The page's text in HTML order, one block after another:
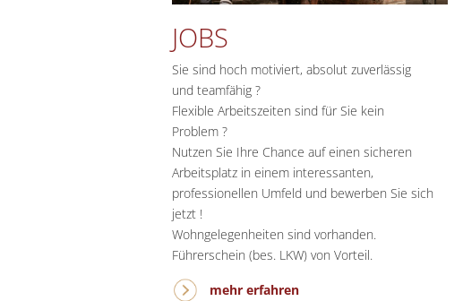
JOBS
Sie sind hoch motiviert, absolut zuverlässig
und teamfähig ?
Flexible Arbeitszeiten sind für Sie kein
Problem ?
Nutzen Sie Ihre Chance auf einen sicheren
Arbeitsplatz in einem interessanten,
professionellen Umfeld und bewerben Sie sich
jetzt !
Wohngelegenheiten sind vorhanden.
Führerschein (bes. LKW) von Vorteil.
mehr erfahren